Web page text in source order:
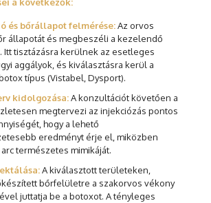
a következők:
és bőrállapot felmérése:Az orvos
állapotát és megbeszéli a kezelendő
Itt tisztázásra kerülnek az esetleges
aggályok, és kiválasztásra kerül a
típus (Vistabel, Dysport).
kidolgozása:A konzultációt követően a
megtervezi az injekciózás pontos
hogy a lehető
eredményt érje el, miközben
természetes mimikáját.
A kiválasztott területeken,
bőrfelületre a szakorvos vékony
juttatja be a botoxot. A tényleges